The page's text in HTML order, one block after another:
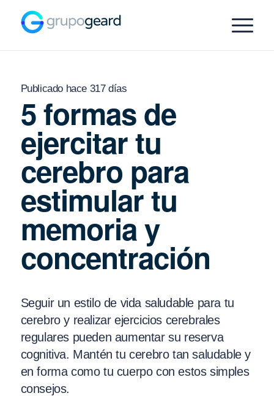
Publicado hace 317 días
5 formas de
ejercitar tu
cerebro para
estimular tu
memoria y
concentración
Seguir un estilo de vida saludable para tu
cerebro y realizar ejercicios cerebrales
regulares pueden aumentar su reserva
cognitiva. Mantén tu cerebro tan saludable y
en forma como tu cuerpo con estos simples
consejos.